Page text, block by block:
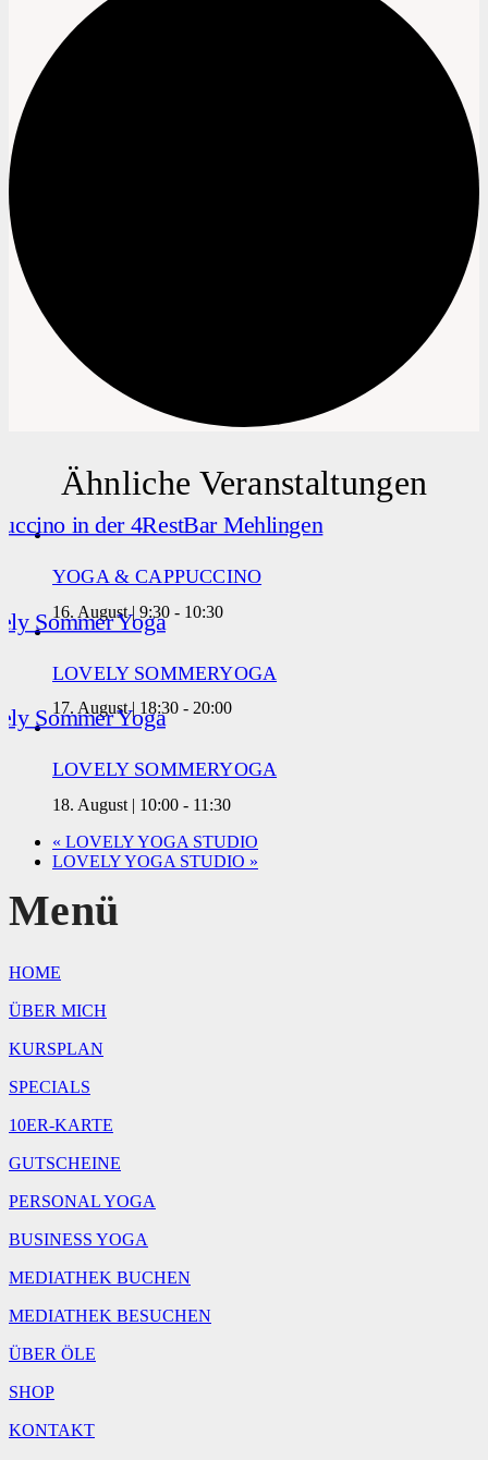
Ähnliche Veranstaltungen
YOGA & CAPPUCCINO
16. August | 9:30 - 10:30
LOVELY SOMMERYOGA
17. August | 18:30 - 20:00
LOVELY SOMMERYOGA
18. August | 10:00 - 11:30
« LOVELY YOGA STUDIO
LOVELY YOGA STUDIO »
Menü
HOME
ÜBER MICH
KURSPLAN
SPECIALS
10ER-KARTE
GUTSCHEINE
PERSONAL YOGA
BUSINESS YOGA
MEDIATHEK BUCHEN
MEDIATHEK BESUCHEN
ÜBER ÖLE
SHOP
KONTAKT